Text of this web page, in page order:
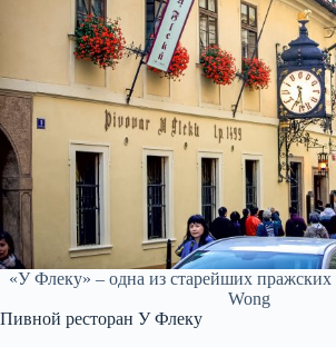
«У Флеку» – одна из старейших
Wong
Пивной ресторан У Флеку